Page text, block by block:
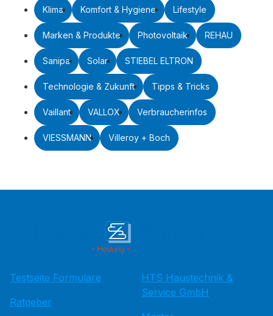
Klima Komfort & Hygiene Lifestyle
Marken & Produkte Photovoltaik REHAU
Sanipa Solar STIEBEL ELTRON
Technologie & Zukunft Tipps & Tricks
Vaillant VALLOX Verbraucherinfos
VIESSMANN Villeroy + Boch
Testseite Formulare
Ratgeber
HTS Haustechnik &
Service GmbH